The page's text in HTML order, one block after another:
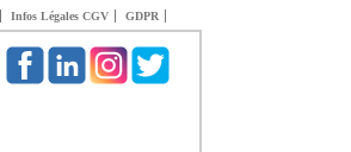
Infos Légales CGV GDPR